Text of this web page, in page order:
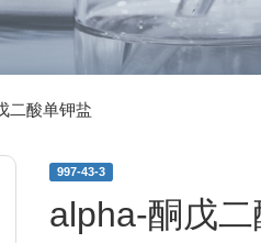
二酸单钾盐
997-43-3
alpha-酮戊